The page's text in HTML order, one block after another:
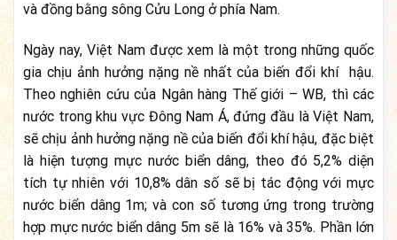
và đồng bằng sông Cửu Long ở phía Nam.
Ngày nay, Việt Nam được xem là một trong những quốc
gia chịu ảnh hưởng nặng nề nhất của biến đổi khí hậu.
Theo nghiên cứu của Ngân hàng Thế giới – WB, thì các
nước trong khu vực Đông Nam Á, đứng đầu là Việt Nam,
sẽ chịu ảnh hưởng nặng nề của biến đổi khí hậu, đặc biệt
là hiện tượng mực nước biển dâng, theo đó 5,2% diện
tích tự nhiên với 10,8% dân số sẽ bị tác động với mực
nước biển dâng 1m; và con số tương ứng trong trường
hợp mực nước biển dâng 5m sẽ là 16% và 35%. Phần lớn